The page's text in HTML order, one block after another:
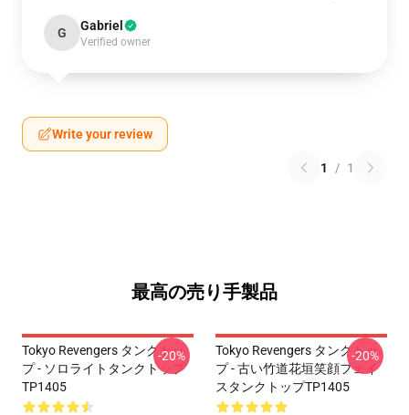
G Gabriel
Verified owner
Write your review
1 / 1
最高の売り手製品
Tokyo Revengers タンクトッ
プ - ソロライトタンクトップ
TP1405
-20%
Tokyo Revengers タンクトッ
プ - 古い竹道花垣笑顔フェイ
スタンクトップTP1405
-20%